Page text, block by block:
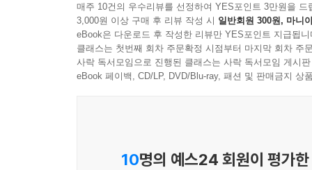
매주 10건의 우수리뷰를 선정하여 YES포인트 3만원을 드
3,000원 이상 구매 후 리뷰 작성 시 일반회원 300원, 마니
eBook은 다운로드 후 작성한 리뷰만 YES포인트 지급됩니
클래스는 첫번째 회차 주문확정 시점부터 마지막 회차 주
사락 독서모임으로 진행된 클래스는 사락 독서모임 게시
eBook 페이백, CD/LP, DVD/Blu-ray, 패션 및 판매금지 상
10명의 예스24 회원이 평가